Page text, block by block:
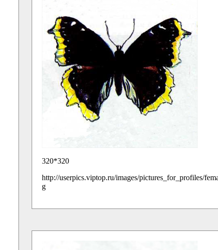
320*320
http://userpics.viptop.ru/images/pictures_for_profiles/
g